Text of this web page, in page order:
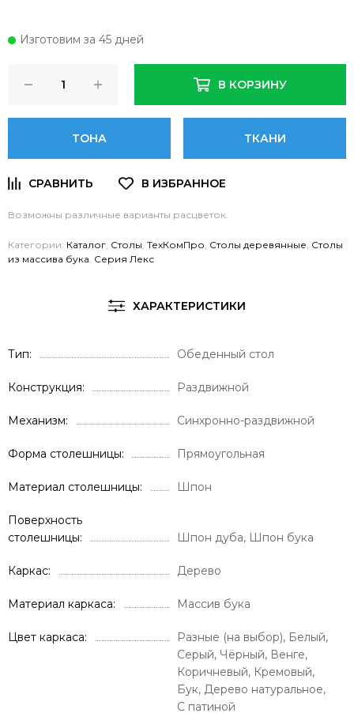
Изготовим за 45 дней
В КОРЗИНУ
ТОНА ТКАНИ
Возможны различные варианты расцветок.
Категории: Каталог, Столы, ТехКомПро, Столы деревянные, Столы
из массива бука, Серия Лекс
ХАРАКТЕРИСТИКИ
Тип Обеденный стол
Конструкция Раздвижной
Механизм Синхронно-раздвижной
Форма столешницы Прямоугольная
Материал столешницы Шпон
Поверхность
столешницы
Шпон дуба, Шпон бука
Каркас Дерево
Материал каркаса Массив бука
Цвет каркаса
Разные (на выбор), Белый,
Серый, Чёрный, Венге,
Коричневый, Кремовый,
Бук, Дерево натуральное,
С патиной